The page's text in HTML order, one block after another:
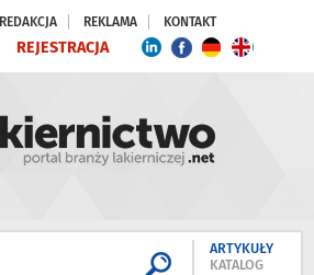
REDAKCJA REKLAMA KONTAKT
REJESTRACJA
ARTYKUŁY
KATALOG